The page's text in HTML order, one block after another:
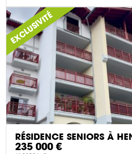
DÉCOUVRIR CE BIEN
EXCLUSIVITÉ
RÉSIDENCE SENIORS À
235 000 €